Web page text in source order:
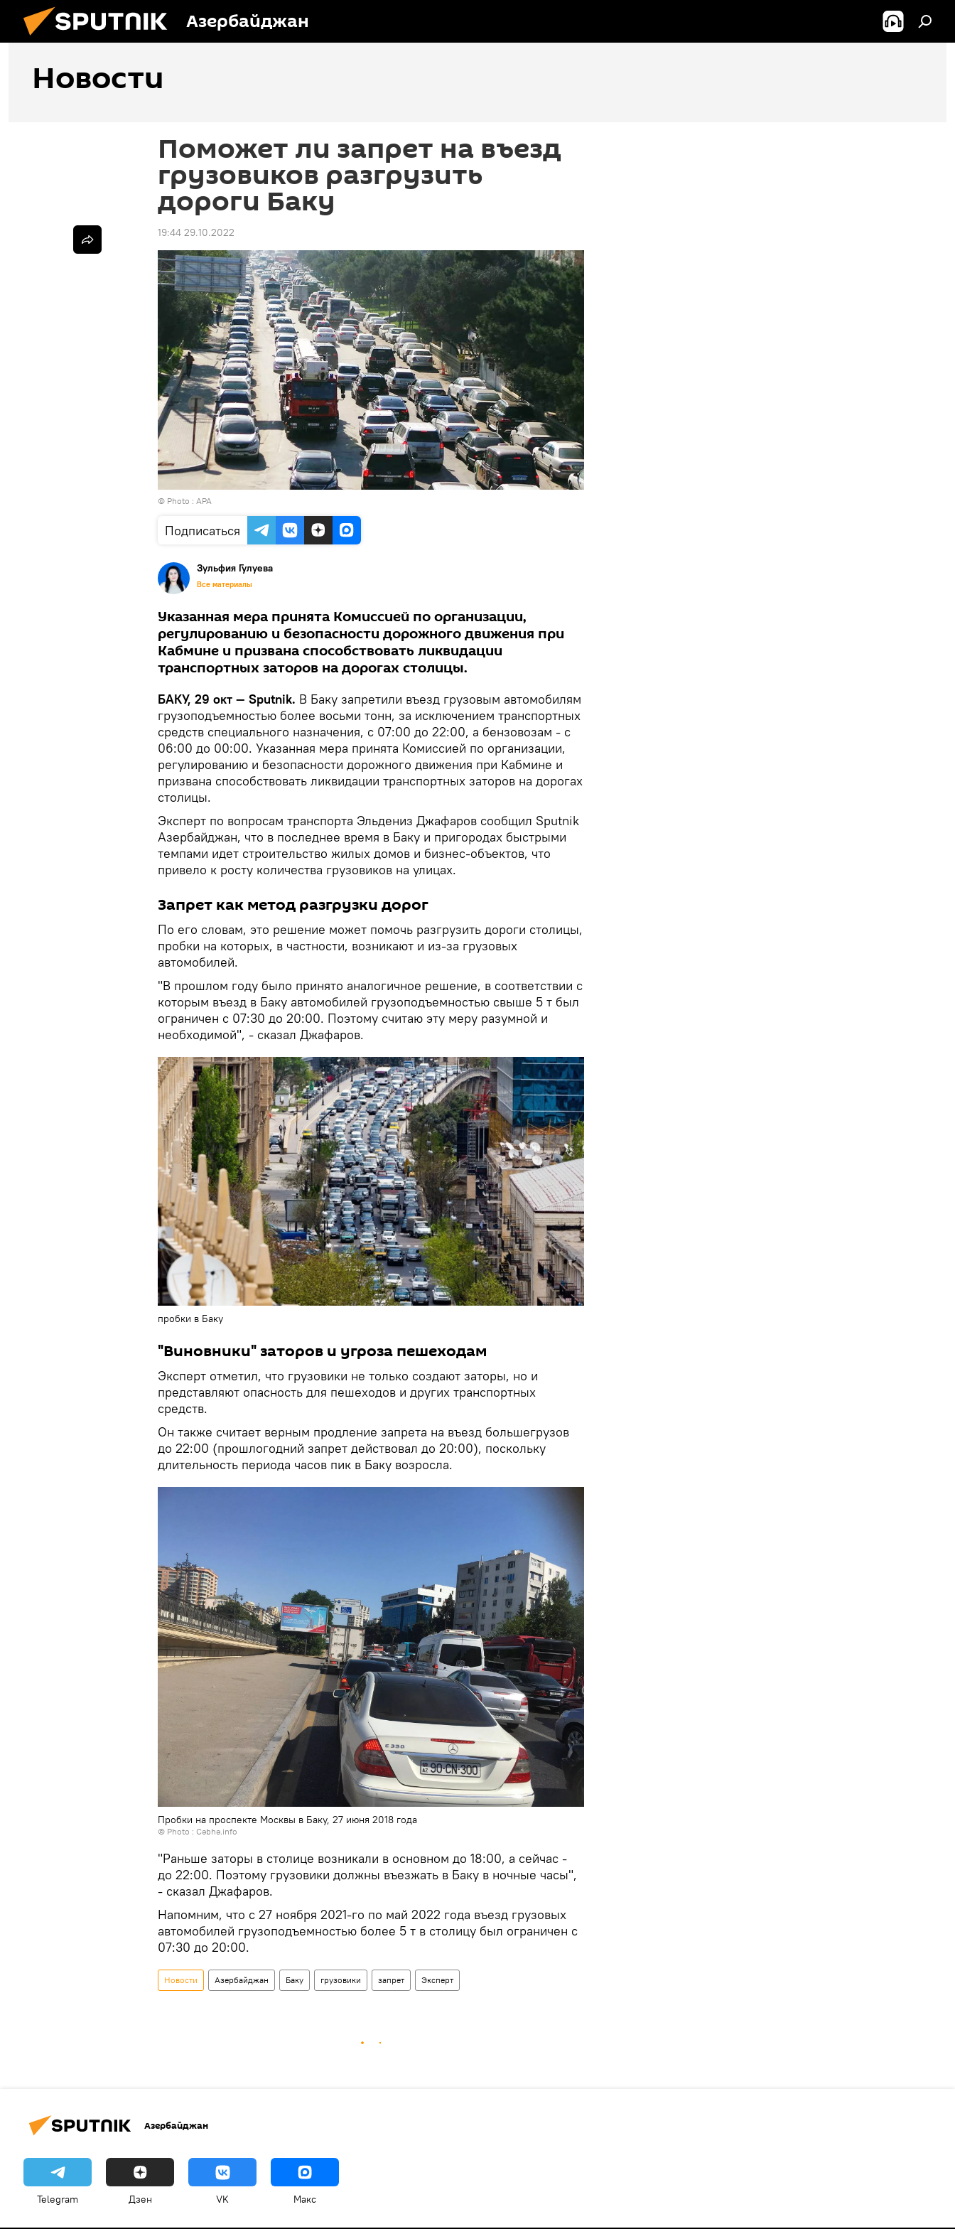
Азербайджан
Новости
Поможет ли запрет на въезд
грузовиков разгрузить
дороги Баку
19:44 29.10.2022
© Photo : APA
Подписаться
Зульфия Гулуева
Все материалы
Указанная мера принята Комиссией по организации,
регулированию и безопасности дорожного движения при
Кабмине и призвана способствовать ликвидации
транспортных заторов на дорогах столицы.
БАКУ, 29 окт — Sputnik. В Баку запретили въезд грузовым автомобилям
грузоподъемностью более восьми тонн, за исключением транспортных
средств специального назначения, с 07:00 до 22:00, а бензовозам - с
06:00 до 00:00. Указанная мера принята Комиссией по организации,
регулированию и безопасности дорожного движения при Кабмине и
призвана способствовать ликвидации транспортных заторов на дорогах
столицы.
Эксперт по вопросам транспорта Эльдениз Джафаров сообщил Sputnik
Азербайджан, что в последнее время в Баку и пригородах быстрыми
темпами идет строительство жилых домов и бизнес-объектов, что
привело к росту количества грузовиков на улицах.
Запрет как метод разгрузки дорог
По его словам, это решение может помочь разгрузить дороги столицы,
пробки на которых, в частности, возникают и из-за грузовых
автомобилей.
"В прошлом году было принято аналогичное решение, в соответствии с
которым въезд в Баку автомобилей грузоподъемностью свыше 5 т был
ограничен с 07:30 до 20:00. Поэтому считаю эту меру разумной и
необходимой", - сказал Джафаров.
пробки в Баку
"Виновники" заторов и угроза пешеходам
Эксперт отметил, что грузовики не только создают заторы, но и
представляют опасность для пешеходов и других транспортных
средств.
Он также считает верным продление запрета на въезд большегрузов
до 22:00 (прошлогодний запрет действовал до 20:00), поскольку
длительность периода часов пик в Баку возросла.
Пробки на проспекте Москвы в Баку, 27 июня 2018 года
© Photo : Cəbhə.info
"Раньше заторы в столице возникали в основном до 18:00, а сейчас -
до 22:00. Поэтому грузовики должны въезжать в Баку в ночные часы",
- сказал Джафаров.
Напомним, что с 27 ноября 2021-го по май 2022 года въезд грузовых
автомобилей грузоподъемностью более 5 т в столицу был ограничен с
07:30 до 20:00.
Новости Азербайджан Баку грузовики запрет Эксперт
Азербайджан
Telegram Дзен VK Макс